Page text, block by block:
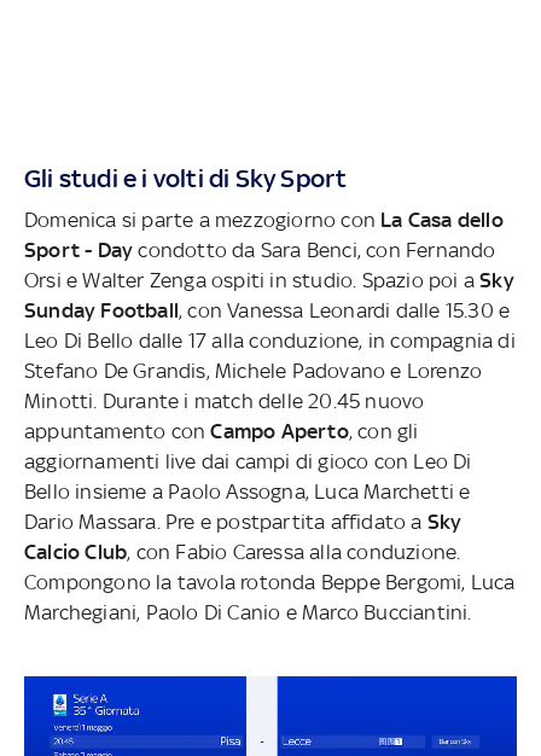
Gli studi e i volti di Sky Sport
Domenica si parte a mezzogiorno con La Casa dello
Sport - Day condotto da Sara Benci, con Fernando
Orsi e Walter Zenga ospiti in studio. Spazio poi aSky
Sunday Football, con Vanessa Leonardi dalle 15.30 e
Leo Di Bello dalle 17 alla conduzione, in compagnia di
Stefano De Grandis, Michele Padovano e Lorenzo
Minotti. Durante i match delle 20.45 nuovo
appuntamento conCampo Aperto, con gli
aggiornamenti live dai campi di gioco con Leo Di
Bello insieme a Paolo Assogna, Luca Marchetti e
Dario Massara. Pre e postpartita affidato a Sky
Calcio Club, con Fabio Caressa alla conduzione.
Compongono la tavola rotonda Beppe Bergomi, Luca
Marchegiani, Paolo Di Canio e Marco Bucciantini.